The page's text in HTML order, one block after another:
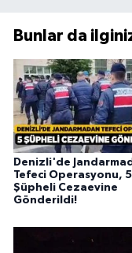
Bunlar da
Denizli'de
Tefeci Operasyonu, 5
Şüpheli Cezaevine
Gönderildi!